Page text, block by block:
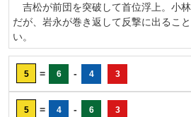
吉松が前団を突破して首位浮上。小
だが、岩永が巻き返して反撃に出るこ
い。
5 = 6 - 4 3
5 = 4 - 6 3